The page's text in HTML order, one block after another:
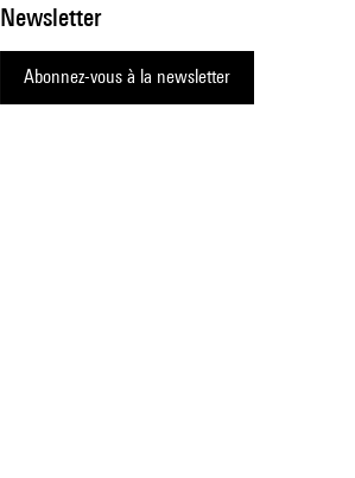
Newsletter
Abonnez-vous à la newsletter